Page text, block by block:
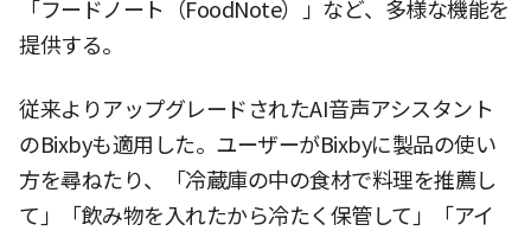
「フードノート（FoodNote）」など、多様な機能を
提供する。
従来よりアップグレードされたAI音声アシスタント
のBixbyも適用した。ユーザーがBixbyに製品の使い
方を尋ねたり、「冷蔵庫の中の食材で料理を推薦し
て」「飲み物を入れたから冷たく保管して」「アイ